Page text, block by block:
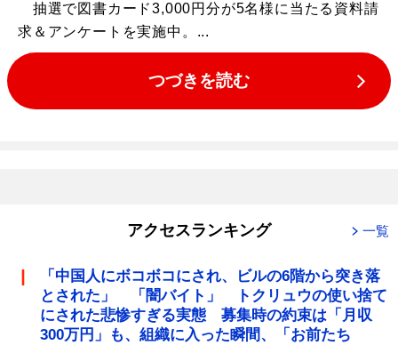
抽選で図書カード3,000円分が5名様に当たる資料請
求＆アンケートを実施中。...
つづきを読む
アクセスランキング 一覧
「中国人にボコボコにされ、ビルの6階から突き落
とされた」 「闇バイト」 トクリュウの使い捨て
にされた悲惨すぎる実態 募集時の約束は「月収
300万円」も、組織に入った瞬間、「お前たち